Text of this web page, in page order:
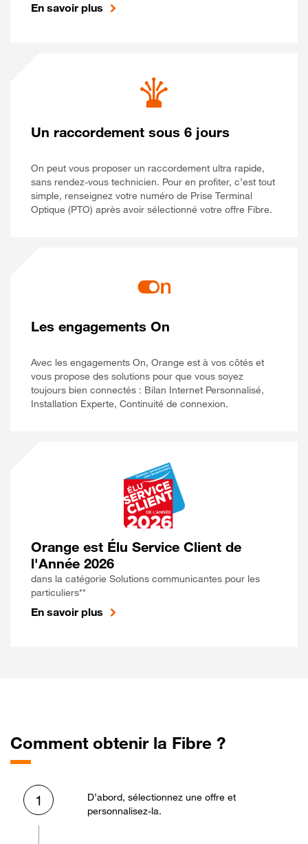
En savoir plus
Un raccordement sous 6 jours
On peut vous proposer un raccordement ultra rapide,
sans rendez-vous technicien. Pour en profiter, c’est tout
simple, renseignez votre numéro de Prise Terminal
Optique (PTO) après avoir sélectionné votre offre Fibre.
Les engagements On
Avec les engagements On, Orange est à vos côtés et
vous propose des solutions pour que vous soyez
toujours bien connectés : Bilan Internet Personnalisé,
Installation Experte, Continuité de connexion.
Orange est Élu Service Client de
l'Année 2026
dans la catégorie Solutions communicantes pour les
particuliers**
En savoir plus
Comment obtenir la Fibre ?
1
D’abord, sélectionnez une offre et
personnalisez-la.